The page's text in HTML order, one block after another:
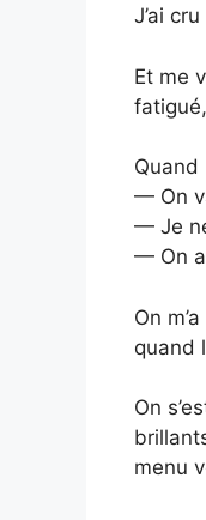
J’ai
Et me
Quand
— On
— Je
— On
On
quand
On
menu